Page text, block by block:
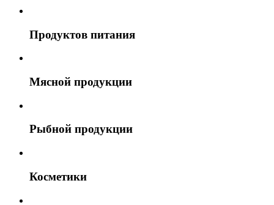
Продуктов питания
Мясной продукции
Рыбной продукции
Косметики